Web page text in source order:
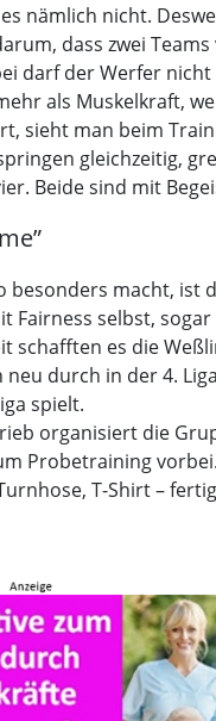
nämlich nicht.
dass zwei
darf der Werfer
als Muskelkraft,
sieht man beim
gleichzeitig,
Beide sind mit
besonders macht, ist
Fairness selbst,
schafften es die
neu durch in der 4.
spielt.
organisiert die
Probetraining
T-Shirt –